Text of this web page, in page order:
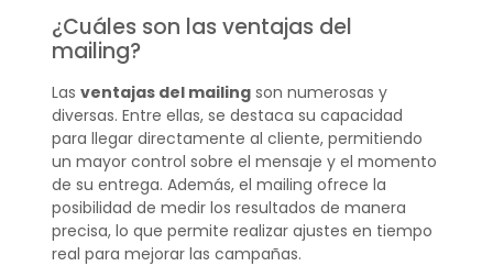
¿Cuáles son las ventajas del
mailing?
Las ventajas del mailingson numerosas y
diversas. Entre ellas, se destaca su capacidad
para llegar directamente al cliente, permitiendo
un mayor control sobre el mensaje y el momento
de su entrega. Además, el mailing ofrece la
posibilidad de medir los resultados de manera
precisa, lo que permite realizar ajustes en tiempo
real para mejorar las campañas.